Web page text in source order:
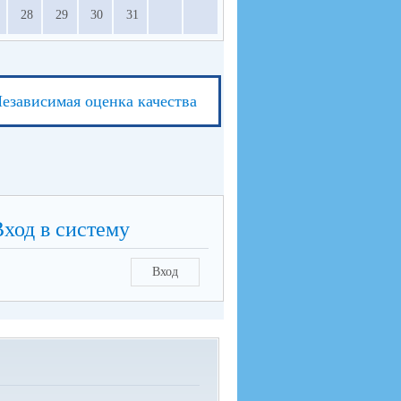
28 29 30 31
оценка качества
в систему
Вход